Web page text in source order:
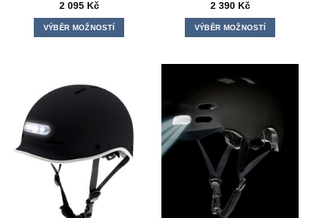
2 095 Kč
VÝBĚR MOŽNOSTÍ
více
vybrat
na
stránce
produktu
2 390 Kč
VÝBĚR MOŽNOSTÍ
lze
vybrat
stránce
produktu